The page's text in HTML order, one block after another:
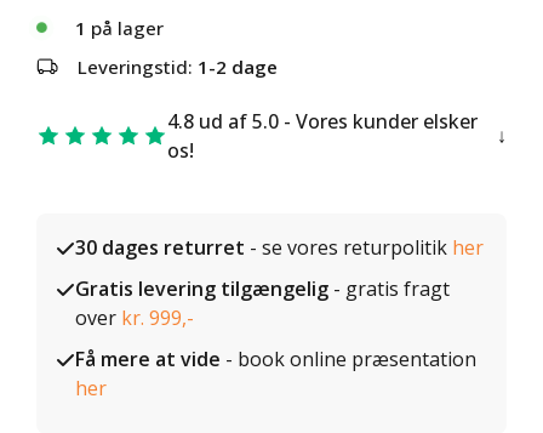
1 på lager
Leveringstid: 1-2 dage
4.8 ud af 5.0 - Vores kunder elsker
os!
30 dages returret - se vores returpolitik her
Gratis levering tilgængelig - gratis fragt
over kr. 999,-
Få mere at vide - book online præsentation
her